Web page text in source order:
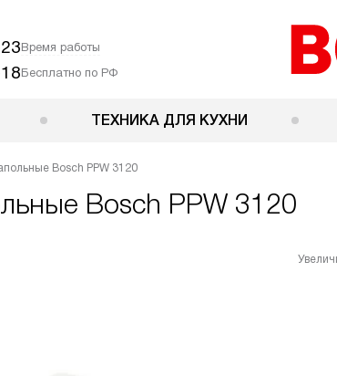
Время работы
Бесплатно по РФ
ТЕХНИКА ДЛЯ КУХНИ
Bosch PPW 3120
Bosch PPW 3120